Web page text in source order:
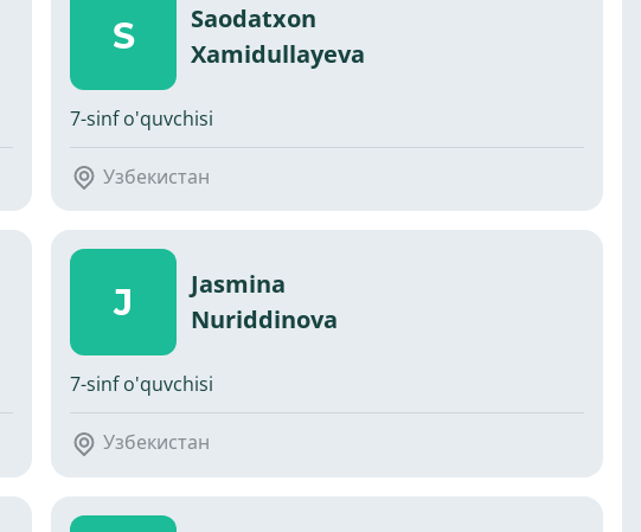
S
Saodatxon
Xamidullayeva
7-sinf o'quvchisi
Узбекистан
J
Jasmina
Nuriddinova
7-sinf o'quvchisi
Узбекистан